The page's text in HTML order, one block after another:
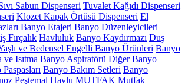
Sabun Dispenseri Tuvalet Kağıdı Dispenseri
Klozet Kapak Örtüsü Dispenseri El
Banyo Etajeri Banyo Düzenleyicileri
Fırçalık Havluluk Banyo Kaydırmazı Duş
ve Bedensel Engelli Banyo Ürünleri Banyo
ve Isıtma Banyo Aspiratörü Diğer Banyo
Banyo Bakım Setleri Banyo
Peştemal Havlu MUTFAK Mutfak